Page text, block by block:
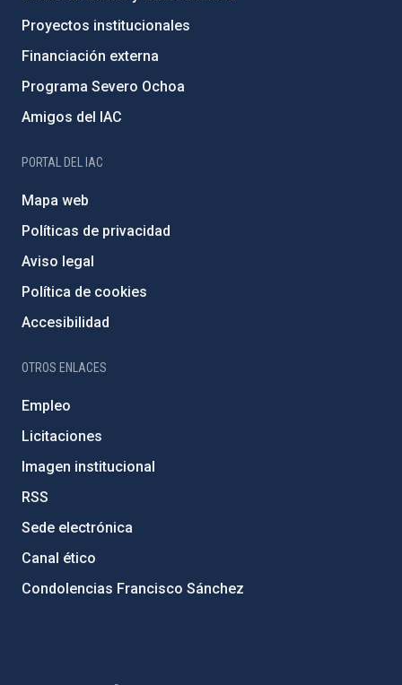
Proyectos institucionales
Financiación externa
Programa Severo Ochoa
Amigos del IAC
PORTAL DEL IAC
Mapa web
Políticas de privacidad
Aviso legal
Política de cookies
Accesibilidad
OTROS ENLACES
Empleo
Licitaciones
Imagen institucional
RSS
Sede electrónica
Canal ético
Condolencias Francisco Sánchez